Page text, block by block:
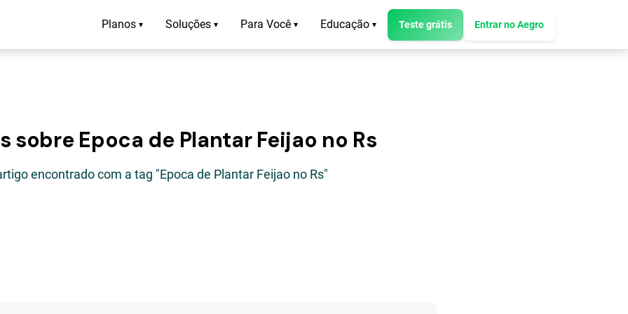
Planos ▾ Soluções ▾ Para Você ▾ Educação ▾ Teste grátis Entrar no Aegro
sobre Epoca de Plantar Feijao no Rs
encontrado com a tag "Epoca de Plantar Feijao no Rs"